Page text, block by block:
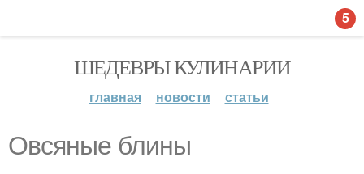
ШЕДЕВРЫ КУЛИНАРИИ
главная новости статьи
Овсяные блины
5